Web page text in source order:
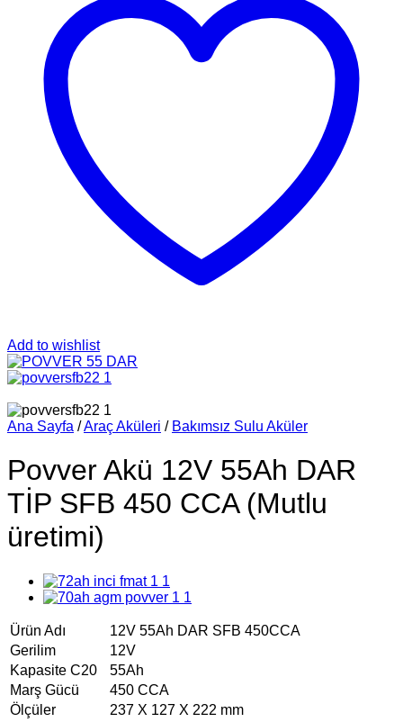
Add to wishlist
Ana Sayfa /Araç Aküleri / Bakımsız Sulu Aküler
Povver Akü 12V 55Ah DAR
TİP SFB 450 CCA (Mutlu
üretimi)
Ürün Adı
12V 55Ah DAR SFB 450CCA
Gerilim
12V
Kapasite C20
55Ah
Marş Gücü
450 CCA
Ölçüler
237 X 127 X 222 mm